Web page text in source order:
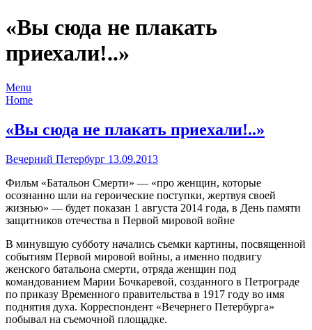
«Вы сюда не плакать
приехали!..»
Menu
Home
«Вы сюда не плакать приехали!..»
Вечерний Петербург 13.09.2013
Фильм «Батальон Смерти» — «про женщин, которые
осознанно шли на героические поступки, жертвуя своей
жизнью» — будет показан 1 августа 2014 года, в День памяти
защитников отечества в Первой мировой войне
В минувшую субботу начались съемки картины, посвященной
событиям Первой мировой войны, а именно подвигу
женского батальона смерти, отряда женщин под
командованием Марии Бочкаревой, созданного в Петрограде
по приказу Временного правительства в 1917 году во имя
поднятия духа. Корреспондент «Вечернего Петербурга»
побывал на съемочной площадке.